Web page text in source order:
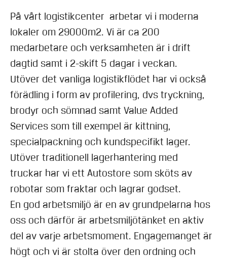
På vårt logistikcenter arbetar vi i moderna
lokaler om 29000m2. Vi är ca 200
medarbetare och verksamheten är i drift
dagtid samt i 2-skift 5 dagar i veckan.
Utöver det vanliga logistikflödet har vi också
förädling i form av profilering, dvs tryckning,
brodyr och sömnad samt Value Added
Services som till exempel är kittning,
specialpackning och kundspecifikt lager.
Utöver traditionell lagerhantering med
truckar har vi ett Autostore som sköts av
robotar som fraktar och lagrar godset.
En god arbetsmiljö är en av grundpelarna hos
oss och därför är arbetsmiljötänket en aktiv
del av varje arbetsmoment. Engagemanget är
högt och vi är stolta över den ordning och